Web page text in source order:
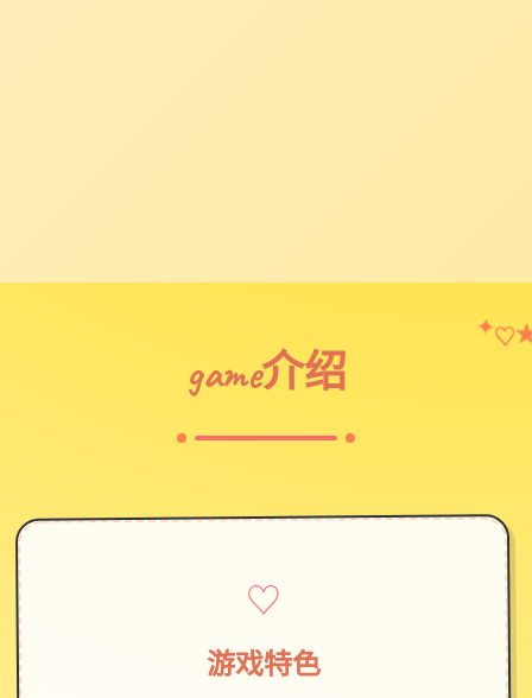
game介绍
✦♡
♡
游戏特色